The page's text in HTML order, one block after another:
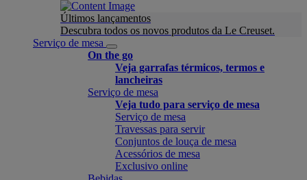
Últimos lançamentos
Descubra todos os novos produtos da Le Creuset.
Serviço de mesa
On the go
Veja garrafas térmicos, termos e
lancheiras
Serviço de mesa
Veja tudo para serviço de mesa
Serviço de mesa
Travessas para servir
Conjuntos de louça de mesa
Acessórios de mesa
Exclusivo online